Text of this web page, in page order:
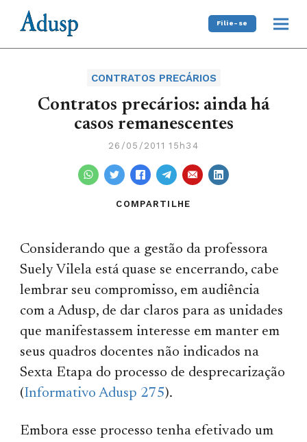
Filie-se
CONTRATOS PRECÁRIOS
Contratos precários: ainda há
casos remanescentes
26/05/2011 15h34
COMPARTILHE
Considerando que a gestão da professora
Suely Vilela está quase se encerrando, cabe
lembrar seu compromisso, em audiência
com a Adusp, de dar claros para as unidades
que manifestassem interesse em manter em
seus quadros docentes não indicados na
Sexta Etapa do processo de desprecarização
(Informativo Adusp 275).
Embora esse processo tenha efetivado um